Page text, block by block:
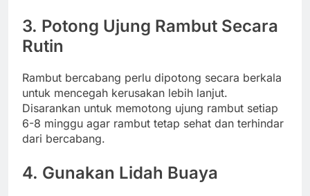
3. Potong Ujung Rambut Secara
Rutin
Rambut bercabang perlu dipotong secara berkala
untuk mencegah kerusakan lebih lanjut.
Disarankan untuk memotong ujung rambut setiap
6-8 minggu agar rambut tetap sehat dan terhindar
dari bercabang.
4. Gunakan Lidah Buaya